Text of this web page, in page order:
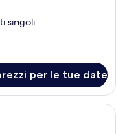
singoli
per le tue date
in piuma, minibar, una